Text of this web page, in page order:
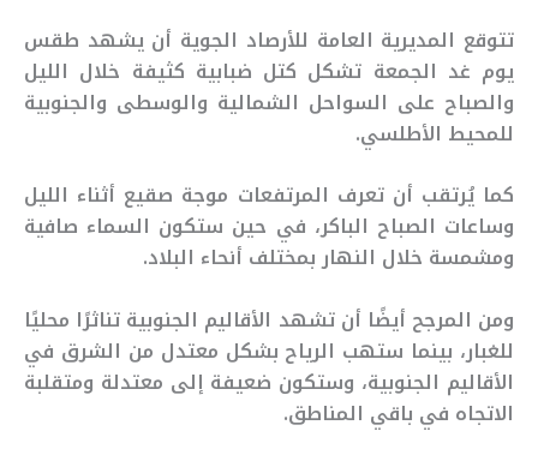
تتوقع المديرية العامة للأرصاد الجوية أن يشهد طقس
يوم غد الجمعة تشكل كتل ضبابية كثيفة خلال الليل
والصباح على السواحل الشمالية والوسطى والجنوبية
للمحيط الأطلسي.
كما يُرتقب أن تعرف المرتفعات موجة صقيع أثناء الليل
وساعات الصباح الباكر، في حين ستكون السماء صافية
ومشمسة خلال النهار بمختلف أنحاء البلاد.
ومن المرجح أيضًا أن تشهد الأقاليم الجنوبية تناثرًا محليًا
للغبار، بينما ستهب الرياح بشكل معتدل من الشرق في
الأقاليم الجنوبية، وستكون ضعيفة إلى معتدلة ومتقلبة
الاتجاه في باقي المناطق.